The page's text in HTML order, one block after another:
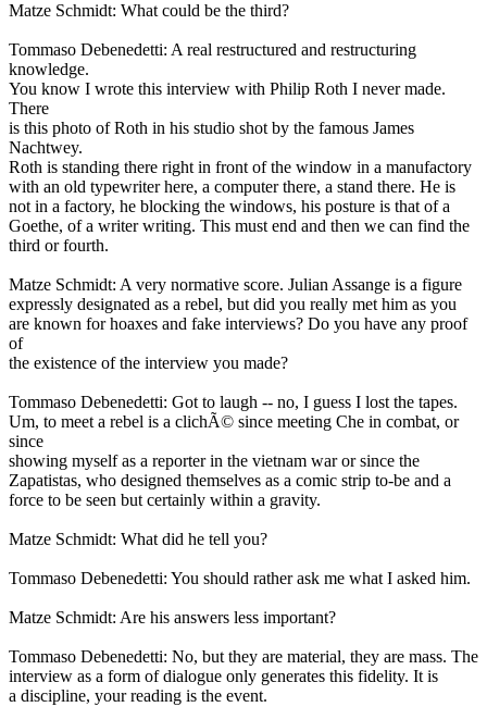
Matze Schmidt: What could be the third?
Tommaso Debenedetti: A real restructured and restructuring
knowledge.
You know I wrote this interview with Philip Roth I never made.
There
is this photo of Roth in his studio shot by the famous James
Nachtwey.
Roth is standing there right in front of the window in a manufactory
with an old typewriter here, a computer there, a stand there. He is
not in a factory, he blocking the windows, his posture is that of a
Goethe, of a writer writing. This must end and then we can find the
third or fourth.
Matze Schmidt: A very normative score. Julian Assange is a figure
expressly designated as a rebel, but did you really met him as you
are known for hoaxes and fake interviews? Do you have any proof
of
the existence of the interview you made?
Tommaso Debenedetti: Got to laugh -- no, I guess I lost the tapes.
Um, to meet a rebel is a clichÃ© since meeting Che in combat, or
since
showing myself as a reporter in the vietnam war or since the
Zapatistas, who designed themselves as a comic strip to-be and a
force to be seen but certainly within a gravity.
Matze Schmidt: What did he tell you?
Tommaso Debenedetti: You should rather ask me what I asked him.
Matze Schmidt: Are his answers less important?
Tommaso Debenedetti: No, but they are material, they are mass. The
interview as a form of dialogue only generates this fidelity. It is
a discipline, your reading is the event.